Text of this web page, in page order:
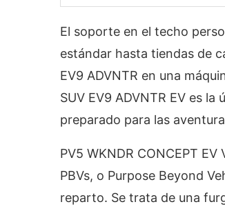
El soporte en el techo
estándar hasta tiendas de
EV9 ADVNTR en una
SUV EV9 ADVNTR EV es
preparado para las
PV5 WKNDR CONCEPT
PBVs, o Purpose Beyond
reparto. Se trata de una